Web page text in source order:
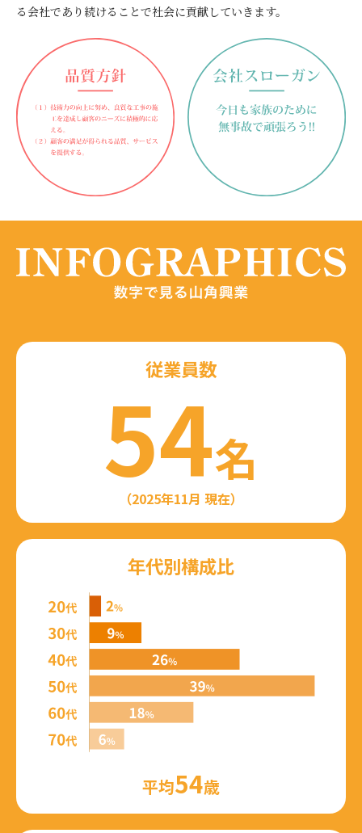
る会社であり続けることで社会に貢献していきます。
従業員数
54名
（2025年11月 現在）
年代別構成比
平均54歳